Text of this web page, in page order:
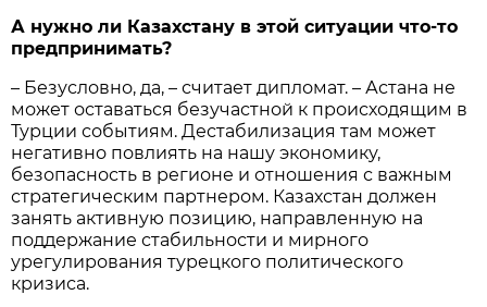
А нужно ли Казахстану в этой ситуации что-то
предпринимать?
– Безусловно, да, – считает дипломат. – Астана не
может оставаться безучастной к происходящим в
Турции событиям. Дестабилизация там может
негативно повлиять на нашу экономику,
безопасность в регионе и отношения с важным
стратегическим партнером. Казахстан должен
занять активную позицию, направленную на
поддержание стабильности и мирного
урегулирования турецкого политического
кризиса.